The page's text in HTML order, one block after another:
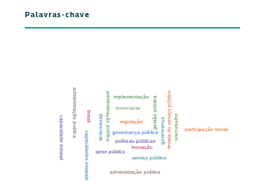
Palavras-chave